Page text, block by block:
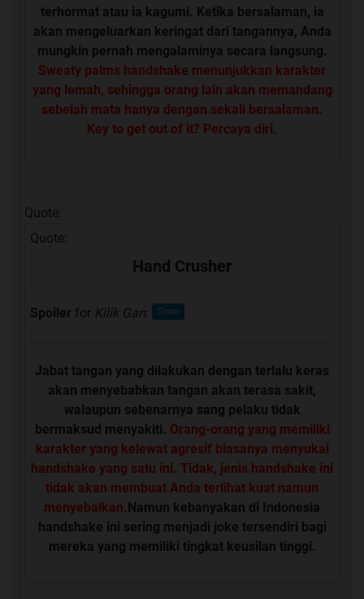
terhormat atau ia kagumi. Ketika bersalaman, ia
akan mengeluarkan keringat dari tangannya, Anda
mungkin pernah mengalaminya secara langsung.
Sweaty palms handshake menunjukkan karakter
yang lemah, sehingga orang lain akan memandang
sebelah mata hanya dengan sekali bersalaman.
Key to get out of it? Percaya diri.
Quote:
Quote:
Hand Crusher
Spoiler for Kilik Gan
Jabat tangan yang dilakukan dengan terlalu keras
akan menyebabkan tangan akan terasa sakit,
walaupun sebenarnya sang pelaku tidak
bermaksud menyakiti. Orang-orang yang memiliki
karakter yang kelewat agresif biasanya menyukai
handshake yang satu ini. Tidak, jenis handshake ini
tidak akan membuat Anda terlihat kuat namun
menyebalkan.Namun kebanyakan di Indonesia
handshake ini sering menjadi joke tersendiri bagi
mereka yang memiliki tingkat keusilan tinggi.